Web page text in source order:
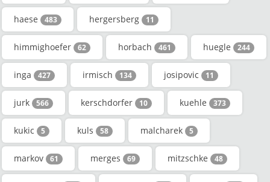
haese 483 hergersberg 11
himmighoefer 62 horbach 461 huegle 244
inga 427 irmisch 134 josipovic 11
jurk 566 kerschdorfer 10 kuehle 373
kukic 5 kuls 58 malcharek 5
markov 61 merges 69 mitzschke 48